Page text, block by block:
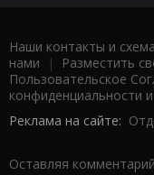
Наши контакты и
нами | Разместить
Пользовательское
конфиденциальности
Реклама на сайте:
Оставляя